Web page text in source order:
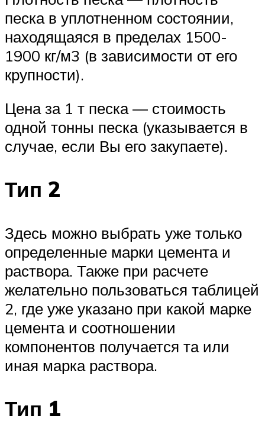
песка в уплотненном состоянии,
находящаяся в пределах 1500-
1900 кг/м3 (в зависимости от его
крупности).
Цена за 1 т песка — стоимость
одной тонны песка (указывается в
случае, если Вы его закупаете).
Тип 2
Здесь можно выбрать уже только
определенные марки цемента и
раствора. Также при расчете
желательно пользоваться таблицей
2, где уже указано при какой марке
цемента и соотношении
компонентов получается та или
иная марка раствора.
Тип 1